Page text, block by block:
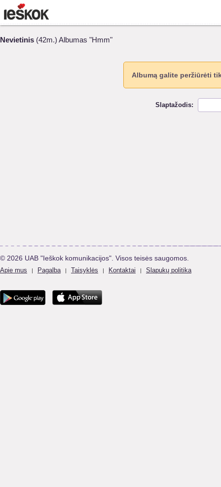
Nevietinis (42m.) Albumas "Hmm"
Albumą galite peržiūrėti
Slaptažodis:
© 2026 UAB "Ieškok komunikacijos". Visos teisės saugomos.
Apie mus | Pagalba | Taisyklės | Kontaktai | Slapukų politika